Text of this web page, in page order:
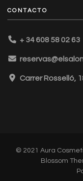
CONTACTO
+ 34 608 58 02 63
Carrer Rosselló,
© 2021 Aura
Blossom